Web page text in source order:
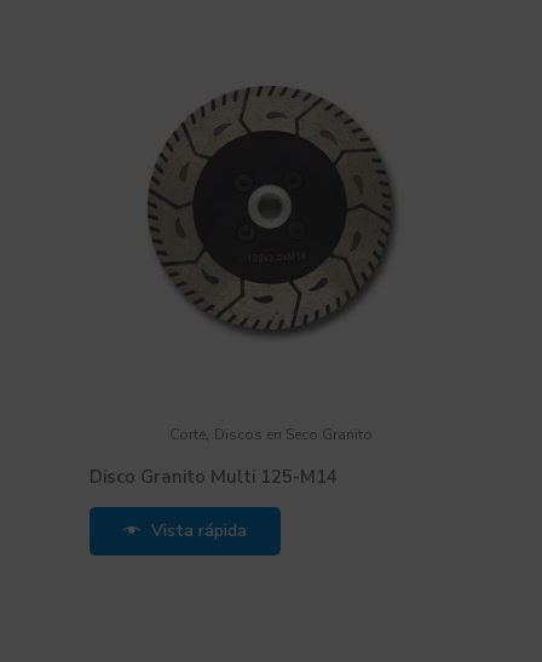
Corte, Discos en Seco Granito
Disco Granito Multi 125-M14
Vista rápida